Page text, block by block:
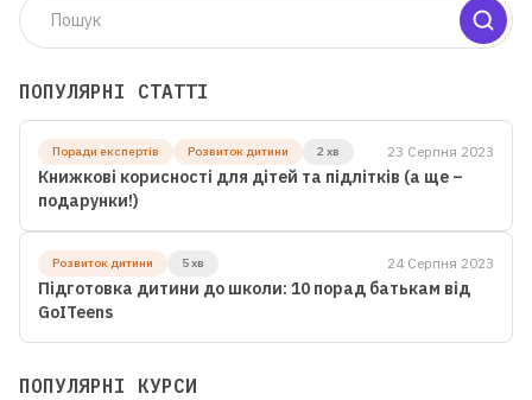
ПОПУЛЯРНІ СТАТТІ
Поради експертів Розвиток дитини 2 хв 23 Серпня 2023
Книжкові корисності для дітей та підлітків (а ще –
подарунки!)
Розвиток дитини 5 хв 24 Серпня 2023
Підготовка дитини до школи: 10 порад батькам від
GoITeens
ПОПУЛЯРНІ КУРСИ
Для дітей від 8 до 13 років
ЛІТНЯ МАЙСТЕРНЯ GOITEENS
ЗАМІСТЬ ЛІТА В ТЕЛЕФОНІ
— 8+ ГОТОВИХ РОБІТ ЗА 4
ТИЖНІ